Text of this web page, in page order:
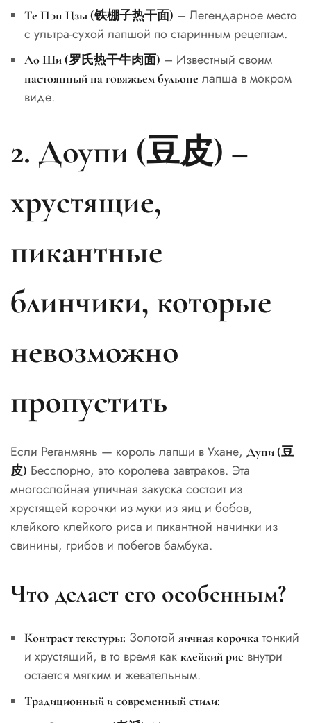
Те Пэн Цзы (铁棚子热干面) – Легендарное место
с ультра-сухой лапшой по старинным рецептам.
Ло Ши (罗氏热干牛肉面) – Известный своим
настоянный на говяжьем бульоне лапша в мокром
виде.
2. Доупи (豆皮) –
хрустящие,
пикантные
блинчики, которые
невозможно
пропустить
Если Реганмянь — король лапши в Ухане, Дупи (豆
皮) Бесспорно, это королева завтраков. Эта
многослойная уличная закуска состоит из
хрустящей корочки из муки из яиц и бобов,
клейкого клейкого риса и пикантной начинки из
свинины, грибов и побегов бамбука.
Что делает его особенным?
Контраст текстуры: Золотой яичная корочкатонкий
и хрустящий, в то время как клейкий рис внутри
остается мягким и жевательным.
Традиционный и современный стили: